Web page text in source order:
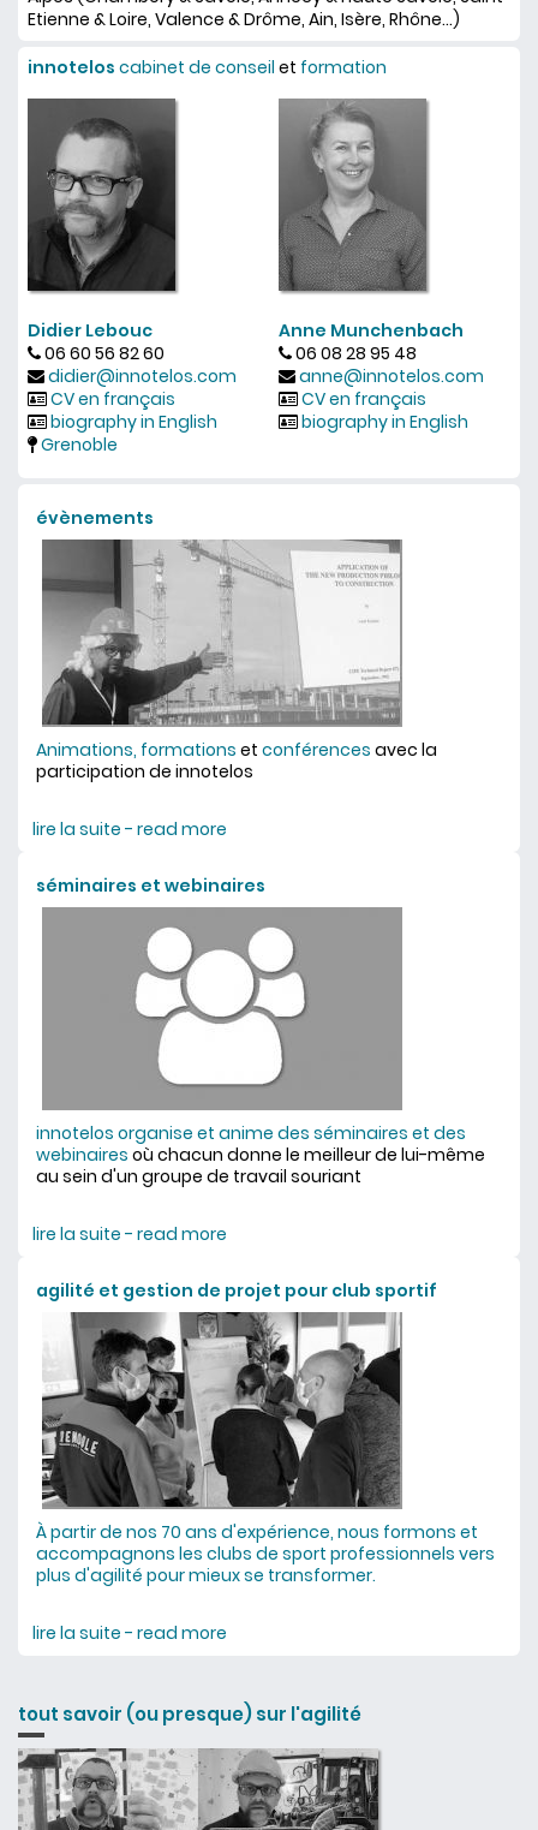
Etienne & Loire, Valence & Drôme, Ain, Isère, Rhône...)
innotelos cabinet de conseil et formation
Didier Lebouc
06 60 56 82 60
didier@innotelos.com
CV en français
biography in English
Grenoble
Anne Munchenbach
06 08 28 95 48
anne@innotelos.com
CV en français
biography in English
évènements
Animations, formations et conférences avec la
participation de innotelos
lire la suite - read more
séminaires et webinaires
innotelos organise et anime des séminaires et des
webinaires où chacun donne le meilleur de lui-même
au sein d'un groupe de travail souriant
lire la suite - read more
agilité et gestion de projet pour club sportif
À partir de nos 70 ans d'expérience, nous formons et
accompagnons les clubs de sport professionnels vers
plus d'agilité pour mieux se transformer.
lire la suite - read more
tout savoir (ou presque) sur l'agilité